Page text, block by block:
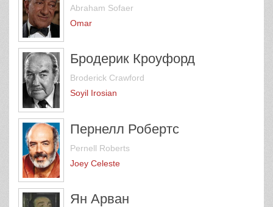
Abraham Sofaer
Omar
Бродерик Кроуфорд
Broderick Crawford
Soyil Irosian
Пернелл Робертс
Pernell Roberts
Joey Celeste
Ян Арван